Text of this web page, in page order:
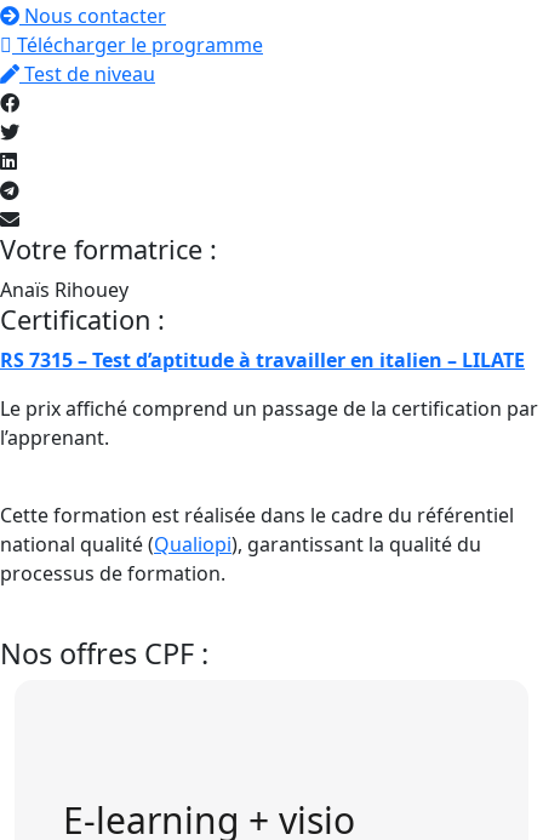
Nous contacter
Télécharger le programme
Test de niveau
Votre formatrice :
Anaïs Rihouey
Certification :
RS 7315 – Test d’aptitude à travailler en italien – LILATE
Le prix affiché comprend un passage de la certification par
l’apprenant.
Cette formation est réalisée dans le cadre du référentiel
national qualité (Qualiopi), garantissant la qualité du
processus de formation.
Nos offres CPF :
E-learning + visio